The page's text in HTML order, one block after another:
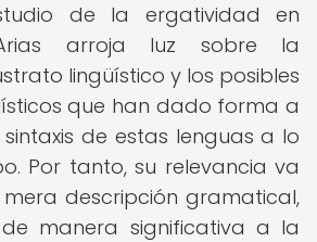
de la ergatividad en
arroja luz sobre la
lingüístico y los posibles
que han dado forma a
de estas lenguas a lo
Por tanto, su relevancia va
descripción gramatical,
manera significativa a la